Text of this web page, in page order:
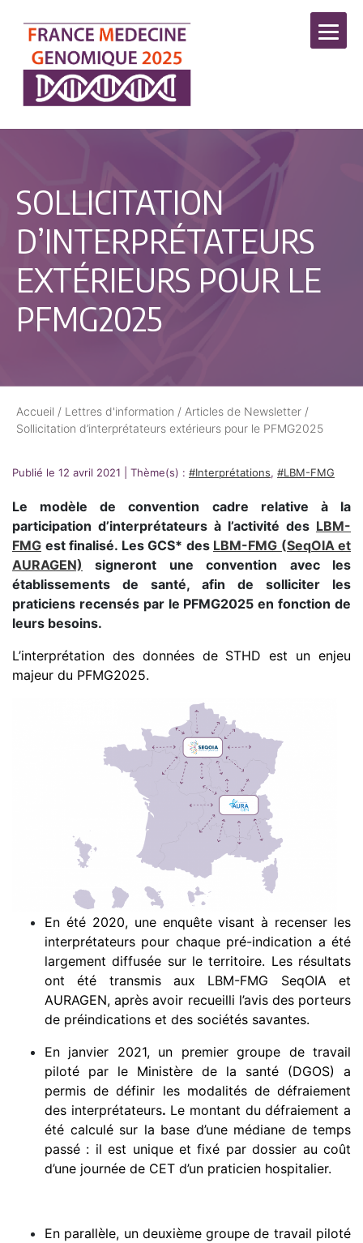
SOLLICITATION
D’INTERPRÉTATEURS
EXTÉRIEURS POUR LE
PFMG2025
Accueil / Lettres d'information / Articles de Newsletter /
Sollicitation d’interprétateurs extérieurs pour le PFMG2025
Publié le 12 avril 2021 Thème(s) : #Interprétations, #LBM-FMG
Le modèle de convention cadre relative à la
participation d’interprétateurs à l’activité des LBM-
FMG est finalisé. Les GCS* des LBM-FMG (SeqOIA et
AURAGEN) signeront une convention avec les
établissements de santé, afin de solliciter les
praticiens recensés par le PFMG2025 en fonction de
leurs besoins.
L’interprétation des données de STHD est un enjeu
majeur du PFMG2025.
En été 2020, une enquête visant à recenser les
interprétateurs pour chaque pré-indication a été
largement diffusée sur le territoire. Les résultats
ont été transmis aux LBM-FMG SeqOIA et
AURAGEN, après avoir recueilli l’avis des porteurs
de préindications et des sociétés savantes.
En janvier 2021, un premier groupe de travail
piloté par le Ministère de la santé (DGOS) a
permis de définir les modalités de défraiement
des interprétateurs. Le montant du défraiement a
été calculé sur la base d’une médiane de temps
passé : il est unique et fixé par dossier au coût
d’une journée de CET d’un praticien hospitalier.
En parallèle, un deuxième groupe de travail piloté